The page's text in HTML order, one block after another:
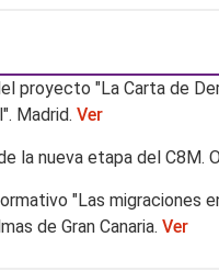
proyecto "La Carta de
Madrid. Ver
la nueva etapa del C8M.
"Las migraciones
de Gran Canaria. Ver